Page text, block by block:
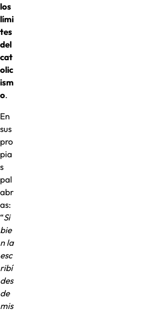
los
lími
tes
del
cat
olic
ism
o.
En
sus
pro
pia
s
pal
abr
as:
“Si
bie
n la
esc
ribí
des
de
mis